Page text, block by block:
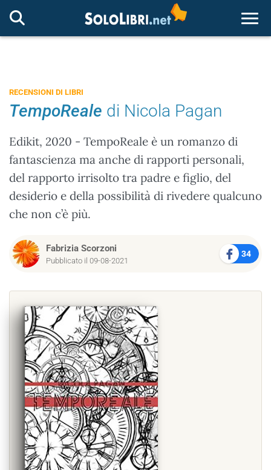
RECENSIONI DI LIBRI
TempoReale di Nicola Pagan
Edikit, 2020 - TempoReale è un romanzo di
fantascienza ma anche di rapporti personali,
del rapporto irrisolto tra padre e figlio, del
desiderio e della possibilità di rivedere qualcuno
che non c’è più.
Fabrizia Scorzoni
Pubblicato il 09-08-2021
34